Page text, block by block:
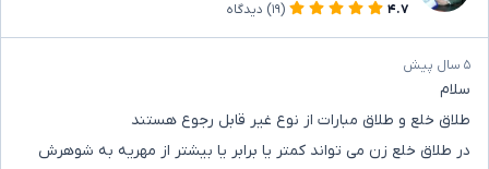
۴.۷
(۱۹) دیدگاه
۵ سال پیش
سلام
طلاق خلع و طلاق مبارات از نوع غیر قابل رجوع هستند
در طلاق خلع زن می تواند کمتر یا برابر یا بیشتر از مهریه به شوهرش